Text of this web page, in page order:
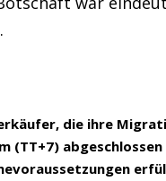
die ihre
(TT+7)